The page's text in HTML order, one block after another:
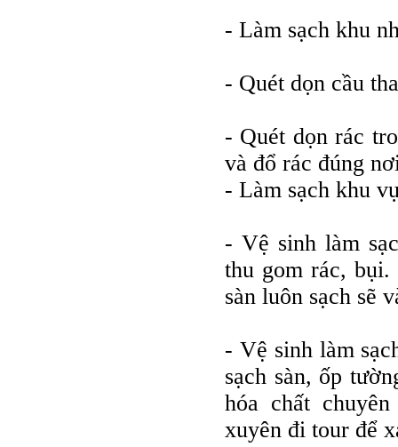
- Làm sạch khu
- Quét dọn cầu
- Quét dọn rác
và đổ rác đúng
- Làm sạch khu
- Vệ sinh làm
thu gom rác, bụi.
sàn luôn sạch sẽ
- Vệ sinh làm
sạch sàn, ốp
hóa chất
xuyên đi tour để